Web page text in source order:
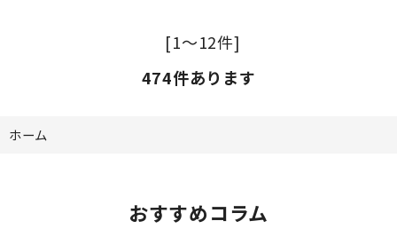
[1～12件]
474件あります
ホーム
おすすめコラム